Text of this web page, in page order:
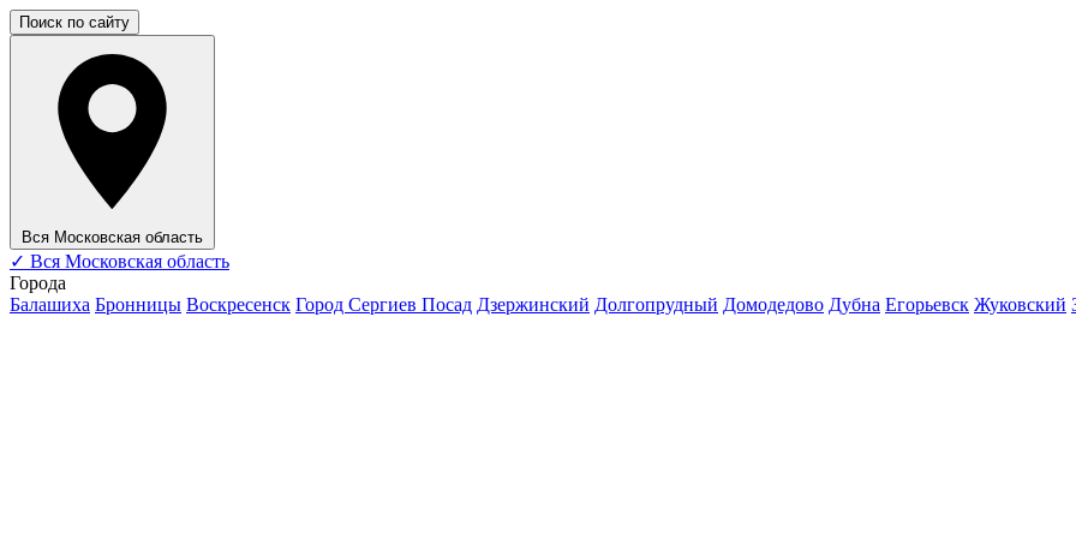
Поиск по сайту
Вся Московская область
✓ Вся Московская область
Города
Балашиха Бронницы Воскресенск Город Сергиев Посад Дзержинский Долгопрудный Домодедово Дубна Егорьевск Жуковский